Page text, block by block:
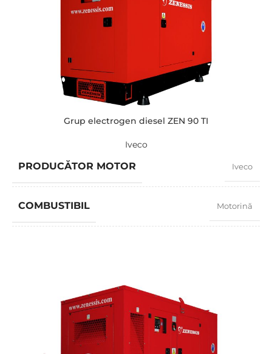
Grup electrogen diesel ZEN 90 TI
Iveco
PRODUCĂTOR MOTOR Iveco
COMBUSTIBIL Motorină